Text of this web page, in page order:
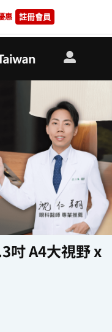
惠 註冊會員
吋 A4大視野 x